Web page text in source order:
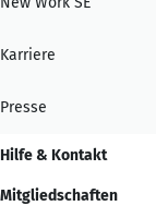
Karriere
Presse
Hilfe & Kontakt
Mitgliedschaften